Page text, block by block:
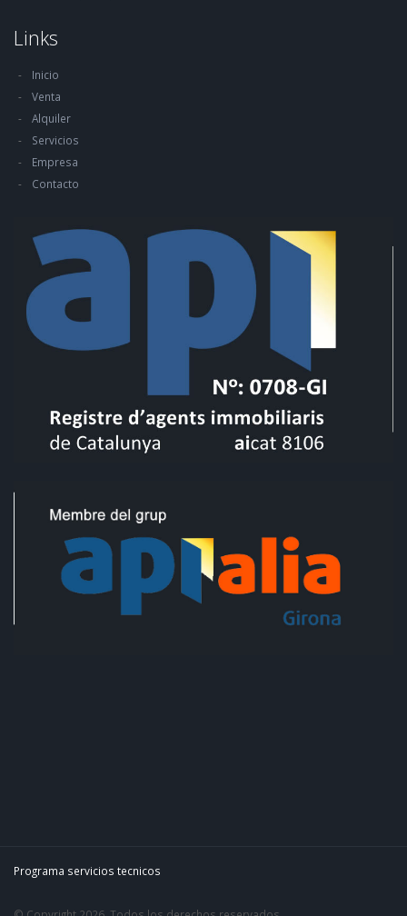
Links
Inicio
Venta
Alquiler
Servicios
Empresa
Contacto
Programa servicios tecnicos